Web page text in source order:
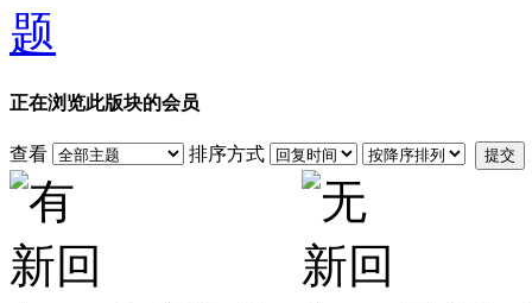
正在浏览此版块的会员
查看 排序方式 提交